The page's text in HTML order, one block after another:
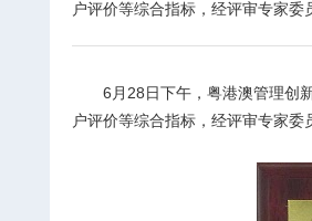
户评价等综合指标，经评审专家
6 月28日下午，粤港澳管理创
户评价等综合指标，经评审专家